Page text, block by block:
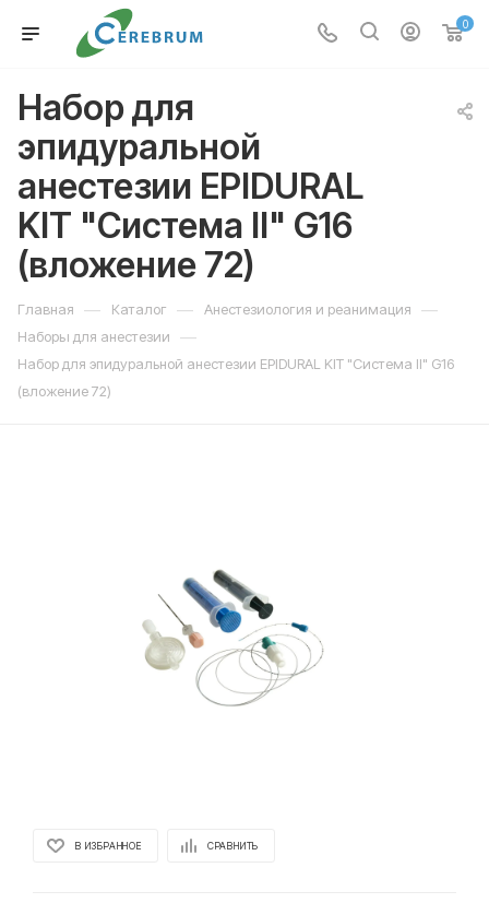
0
Набор для
эпидуральной
анестезии EPIDURAL
KIT "Система II" G16
(вложение 72)
Главная — Каталог — Анестезиология и реанимация —
Наборы для анестезии —
Набор для эпидуральной анестезии EPIDURAL KIT "Система II" G16
(вложение 72)
В ИЗБРАННОЕ СРАВНИТЬ